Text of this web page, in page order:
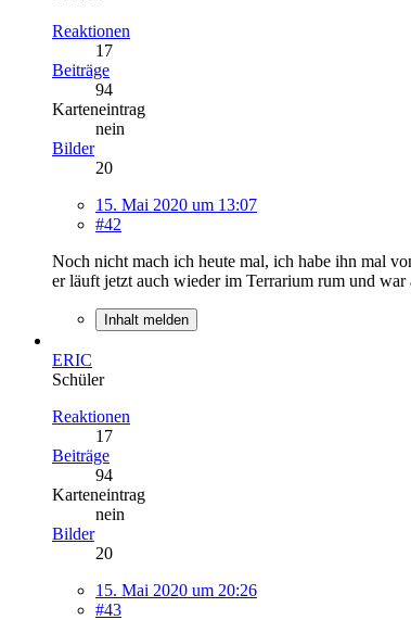
Reaktionen
17
Beiträge
94
Karteneintrag
nein
Bilder
20
15. Mai 2020 um 13:07
#42
Noch nicht mach ich heute mal, ich habe ihn mal
er läuft jetzt auch wieder im Terrarium rum und
Inhalt melden
ERIC
Schüler
Reaktionen
17
Beiträge
94
Karteneintrag
nein
Bilder
20
15. Mai 2020 um 20:26
#43